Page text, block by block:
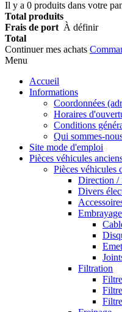
Il y a 0 produits dans votre
Total produits
Frais de port À définir
Total
Continuer mes achats
Menu
Accueil
Informations
Coordonnées
Horaires
Conditions
Qui sommes-
Site mode d'emploi
Pièces véhicules
Pièces véhicules
Direction /
Divers
Filtration